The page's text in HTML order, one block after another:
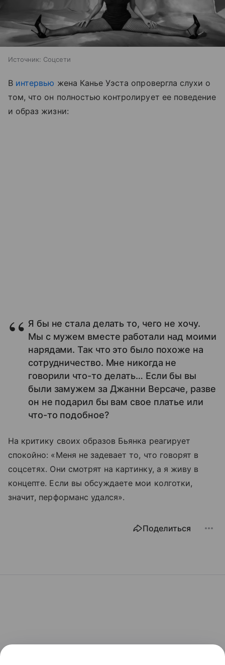
Источник: Соцсети
В интервью жена Канье Уэста опровергла слухи о
том, что он полностью контролирует ее поведение
и образ жизни:
Я бы не стала делать то, чего не хочу.
Мы с мужем вместе работали над моими
нарядами. Так что это было похоже на
сотрудничество. Мне никогда не
говорили что-то делать… Если бы вы
были замужем за Джанни Версаче, разве
он не подарил бы вам свое платье или
что-то подобное?
На критику своих образов Бьянка реагирует
спокойно: «Меня не задевает то, что говорят в
соцсетях. Они смотрят на картинку, а я живу в
концепте. Если вы обсуждаете мои колготки,
значит, перформанс удался».
Поделиться